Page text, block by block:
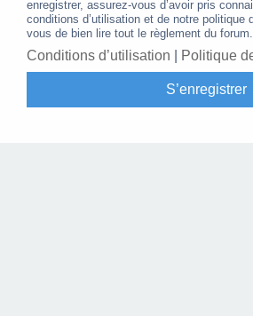
enregistrer, assurez-vous d’avoir pris
conditions d’utilisation et de notre politique
vous de bien lire tout le règlement du forum.
Conditions d’utilisation Politique
S’enregistrer